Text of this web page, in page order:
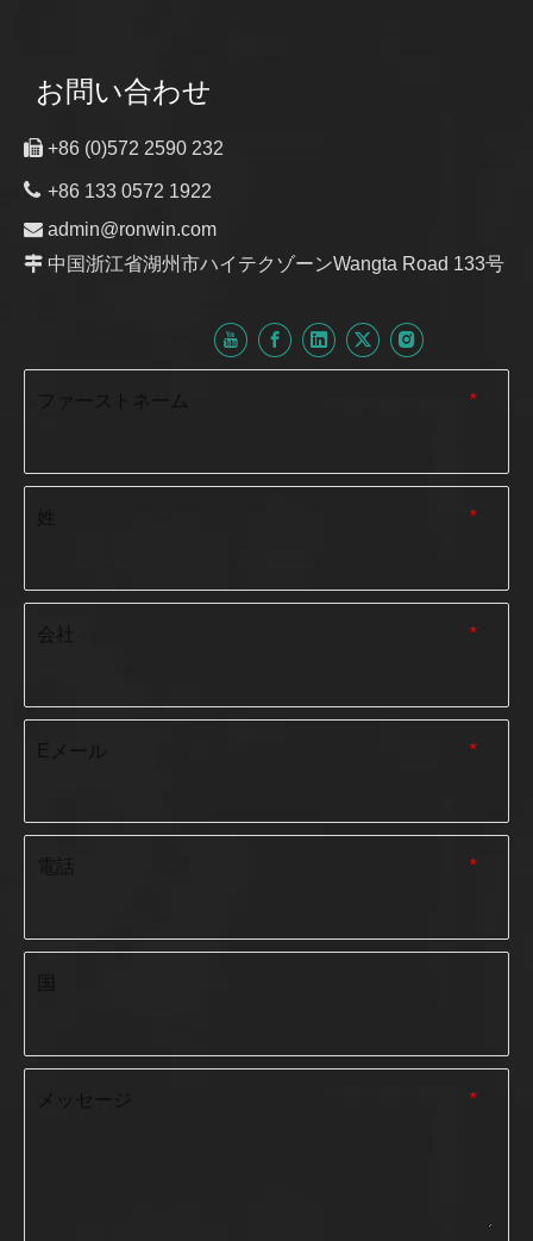
お問い合わせ
 +86 (0)572 2590 232
 +86 133 0572 1922
 admin@ronwin.com
 中国浙江省湖州市ハイテクゾーンWangta Road 133号
*
*
*
会社
*
Eメール
*
*